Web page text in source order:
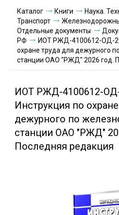
Условия
Условия
Каталог Книги
Наука.
Транспорт
Отдельные документы
РФ
ИОТ РЖД-4100612-ОД-
охране труда для дежурного
станции ОАО "РЖД" 2026 год.
ИОТ РЖД-4100612-
Инструкция по
дежурного по
станции ОАО "РЖД"
Последняя редакция